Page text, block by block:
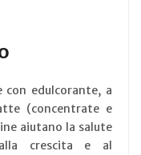
edulcorante, a
(concentrate e
aiutano la salute
crescita e al